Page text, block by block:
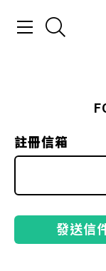
註冊信箱
發送信